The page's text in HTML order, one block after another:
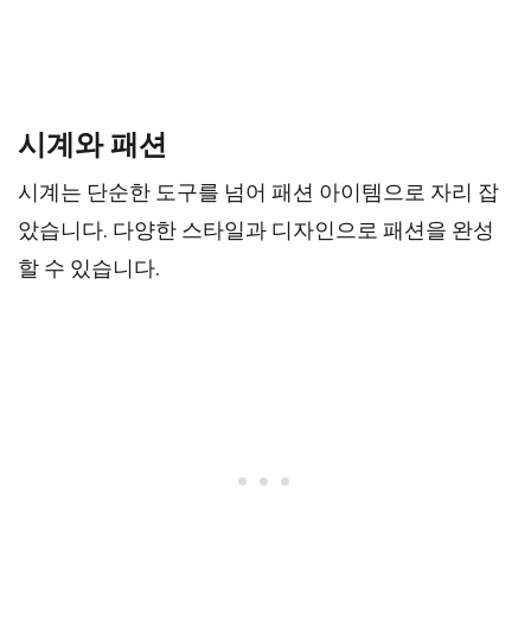
시계와 패션
시계는 단순한 도구를 넘어 패션 아이템으로 자리 잡
았습니다. 다양한 스타일과 디자인으로 패션을 완성
할 수 있습니다.